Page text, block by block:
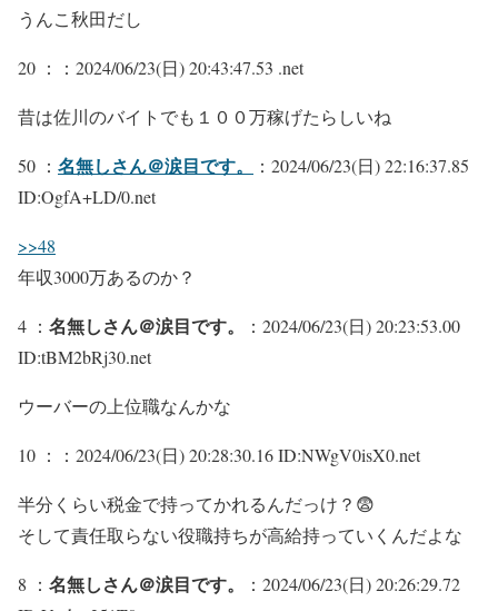
うんこ秋田だし
20 ： ：2024/06/23(日) 20:43:47.53 .net
昔は佐川のバイトでも１００万稼げたらしいね
50 ： 名無しさん＠涙目です。
：2024/06/23(日) 22:16:37.85
ID:OgfA+LD/0.net
>>48
年収3000万あるのか？
4 ： 名無しさん＠涙目です。
：2024/06/23(日) 20:23:53.00
ID:tBM2bRj30.net
ウーバーの上位職なんかな
10 ： ：2024/06/23(日) 20:28:30.16 ID:NWgV0isX0.net
半分くらい税金で持ってかれるんだっけ？😨
そして責任取らない役職持ちが高給持っていくんだよな
8 ： 名無しさん＠涙目です。
：2024/06/23(日) 20:26:29.72